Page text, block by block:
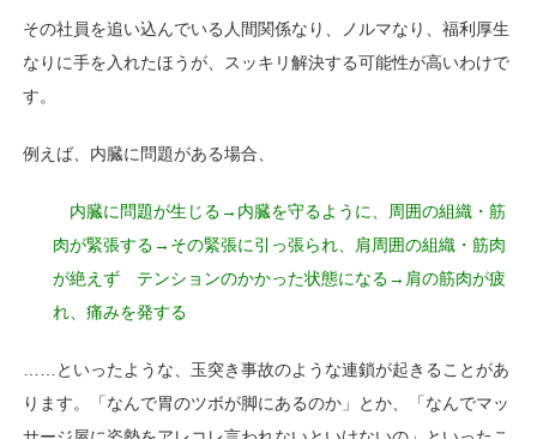
その社員を追い込んでいる人間関係なり、ノルマなり、福利厚生
なりに手を入れたほうが、スッキリ解決する可能性が高いわけで
す。
例えば、内臓に問題がある場合、
内臓に問題が生じる→内臓を守るように、周囲の組織・筋
肉が緊張する→その緊張に引っ張られ、肩周囲の組織・筋肉
が絶えず テンションのかかった状態になる→肩の筋肉が疲
れ、痛みを発する
……といったような、玉突き事故のような連鎖が起きることがあ
ります。「なんで胃のツボが脚にあるのか」とか、「なんでマッ